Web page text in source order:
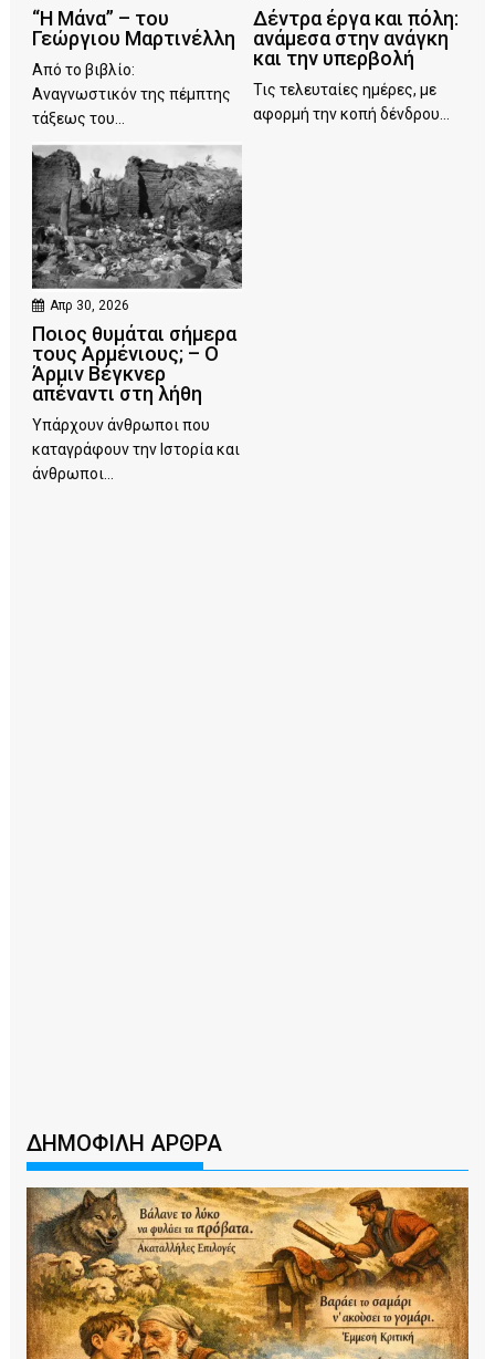
“Η Μάνα” – του
Γεώργιου Μαρτινέλλη
Από το βιβλίο:
Αναγνωστικόν της πέμπτης
τάξεως του...
Δέντρα έργα και πόλη:
ανάμεσα στην ανάγκη
και την υπερβολή
Τις τελευταίες ημέρες, με
αφορμή την κοπή δένδρου...
Απρ 30, 2026
Ποιος θυμάται σήμερα
τους Αρμένιους; – Ο
Άρμιν Βέγκνερ
απέναντι στη λήθη
Υπάρχουν άνθρωποι που
καταγράφουν την Ιστορία και
άνθρωποι...
ΔΗΜΟΦΙΛΗ ΑΡΘΡΑ